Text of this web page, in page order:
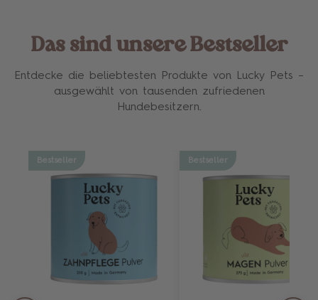
Das sind unsere Bestseller
Entdecke die beliebtesten Produkte von Lucky Pets –
ausgewählt von tausenden zufriedenen
Hundebesitzern.
Bestseller Bestseller